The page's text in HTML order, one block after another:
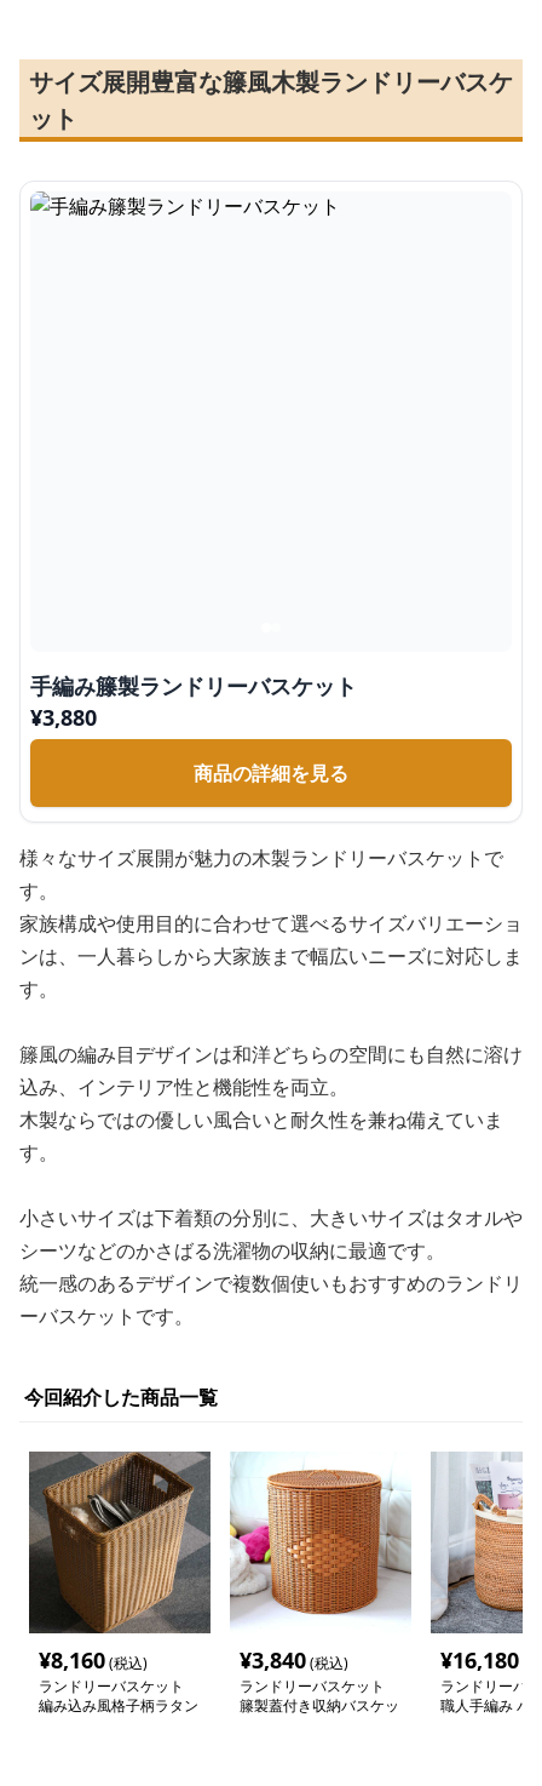
サイズ展開豊富な籐風木製ランドリーバスケ
ット
手編み籐製ランドリーバスケット
¥3,880
商品の詳細を見る
様々なサイズ展開が魅力の木製ランドリーバスケットで
す。
家族構成や使用目的に合わせて選べるサイズバリエーショ
ンは、一人暮らしから大家族まで幅広いニーズに対応しま
す。
籐風の編み目デザインは和洋どちらの空間にも自然に溶け
込み、インテリア性と機能性を両立。
木製ならではの優しい風合いと耐久性を兼ね備えていま
す。
小さいサイズは下着類の分別に、大きいサイズはタオルや
シーツなどのかさばる洗濯物の収納に最適です。
統一感のあるデザインで複数個使いもおすすめのランドリ
ーバスケットです。
今回紹介した商品一覧
¥8,160(税込)
ランドリーバスケット
編み込み風格子柄ラタン
¥3,840(税込)
ランドリーバスケット
籐製蓋付き収納バスケッ
¥16,180
ランドリーバ
職人手編み バ